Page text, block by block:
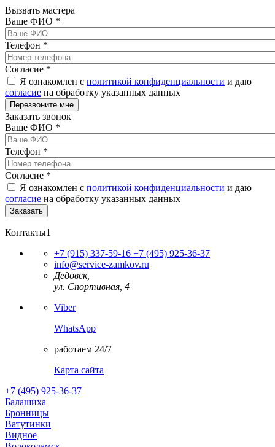
Вызвать мастера
Ваше ФИО *
Телефон *
Согласие *
Я ознакомлен с политикой конфиденциальности и даю
согласие на обработку указанных данных
Заказать звонок
Ваше ФИО *
Телефон *
Согласие *
Я ознакомлен с политикой конфиденциальности и даю
согласие на обработку указанных данных
Контакты1
+7 (915) 337-59-16 +7 (495) 925-36-37
info@service-zamkov.ru
Дедовск,
ул. Спортивная, 4
Viber
WhatsApp
работаем 24/7
Карта сайта
+7 (495) 925-36-37
Балашиха
Бронницы
Ватутинки
Видное